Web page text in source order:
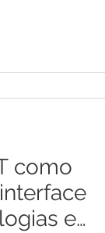
como
e